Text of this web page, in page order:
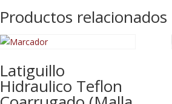
Productos relacionados
Latiguillo
Hidraulico Teflon